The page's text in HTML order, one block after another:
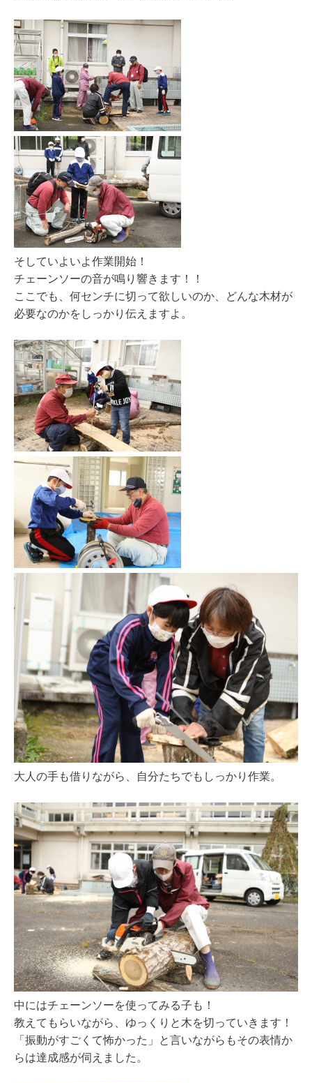
そしていよいよ作業開始！
チェーンソーの音が鳴り響きます！！
ここでも、何センチに切って欲しいのか、どんな木材が
必要なのかをしっかり伝えますよ。
大人の手も借りながら、自分たちでもしっかり作業。
中にはチェーンソーを使ってみる子も！
教えてもらいながら、ゆっくりと木を切っていきます！
「振動がすごくて怖かった」と言いながらもその表情か
らは達成感が伺えました。